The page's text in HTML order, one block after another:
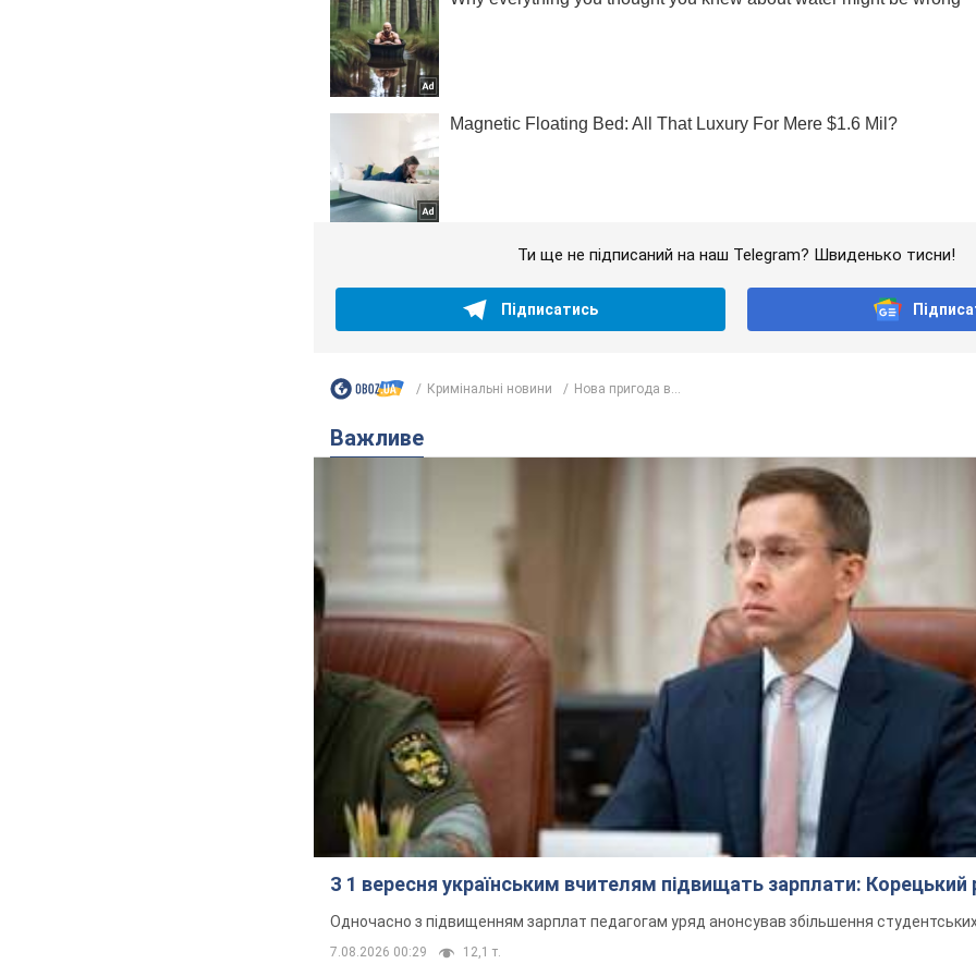
Ти ще не підписаний на наш Telegram? Швиденько тисни!
Підписатись
Кримінальні новини Нова пригода в...
Важливе
З 1 вересня українським вчителям підвищать зарплати: Корецький
Одночасно з підвищенням зарплат педагогам уряд анонсував збільшення
7.08.2026 00:29 12,1 т.